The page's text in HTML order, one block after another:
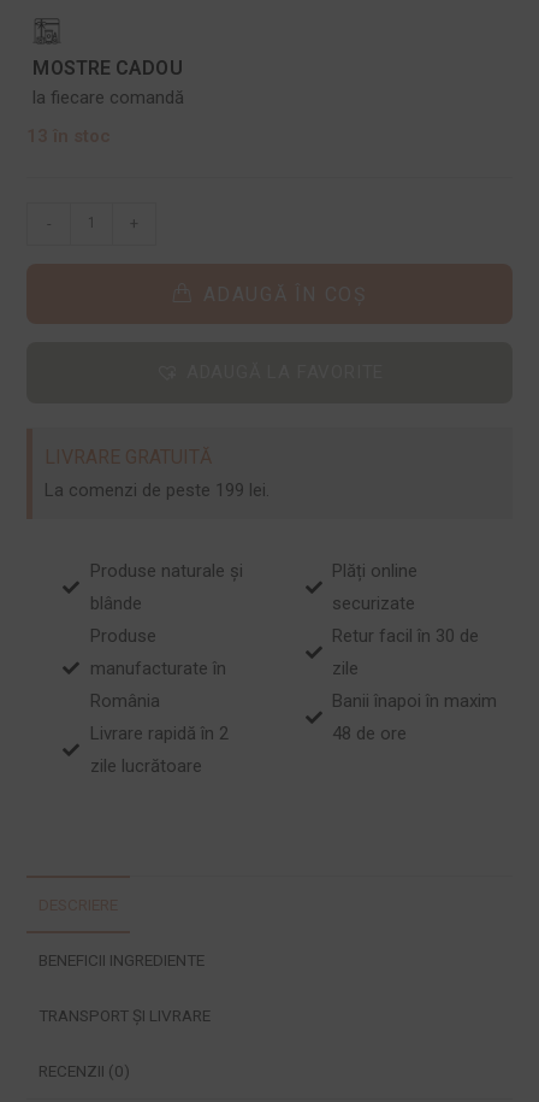
MOSTRE CADOU
la fiecare comandă
- +
LIVRARE GRATUITĂ
La comenzi de peste 199 lei.
Produse naturale și
blânde
Produse
manufacturate în
România
Livrare rapidă în 2
zile lucrătoare
Plăți online
securizate
Retur facil în 30 de
zile
Banii înapoi în maxim
48 de ore
BENEFICII INGREDIENTE
TRANSPORT ȘI LIVRARE
RECENZII (0)